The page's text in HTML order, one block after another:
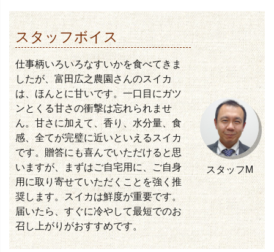
スタッフボイス
仕事柄いろいろなすいかを食べてきま
したが、富田広之農園さんのスイカ
は、ほんとに甘いです。一口目にガツ
ンとくる甘さの衝撃は忘れられませ
ん。甘さに加えて、香り、水分量、食
感、全てが完璧に近いといえるスイカ
です。贈答にも喜んでいただけると思
いますが、まずはご自宅用に、ご自身
用に取り寄せていただくことを強く推
奨します。スイカは鮮度が重要です。
届いたら、すぐに冷やして最短でのお
召し上がりがおすすめです。
スタッフM